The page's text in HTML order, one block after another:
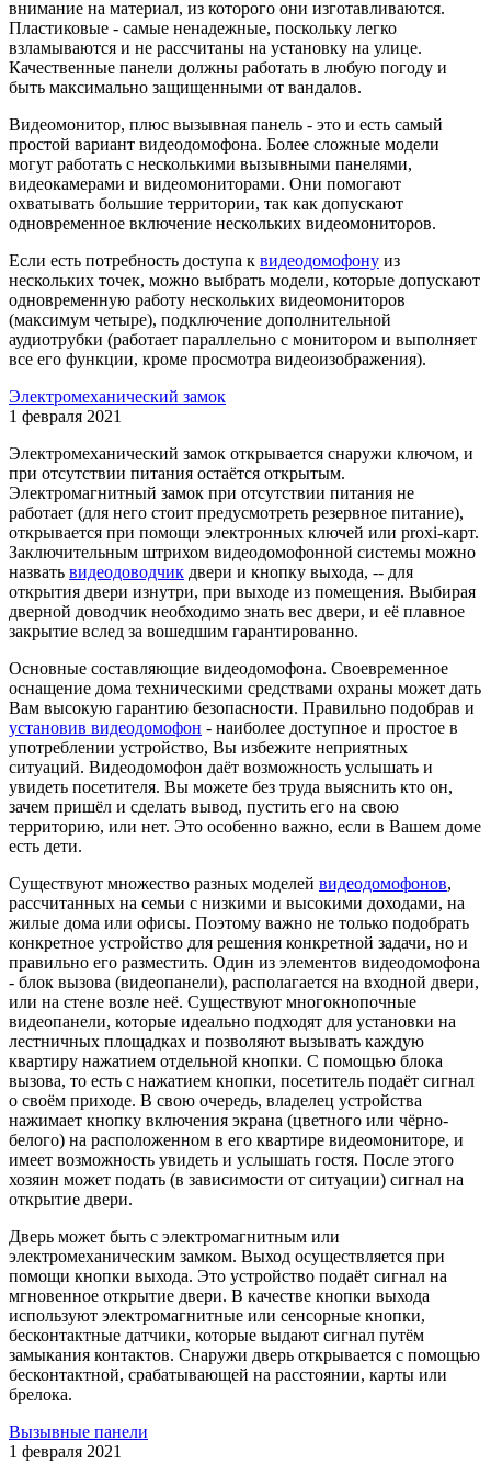
внимание на материал, из которого они изготавливаются.
Пластиковые - самые ненадежные, поскольку легко
взламываются и не рассчитаны на установку на улице.
Качественные панели должны работать в любую погоду и
быть максимально защищенными от вандалов.
Видеомонитор, плюс вызывная панель - это и есть самый
простой вариант видеодомофона. Более сложные модели
могут работать с несколькими вызывными панелями,
видеокамерами и видеомониторами. Они помогают
охватывать большие территории, так как допускают
одновременное включение нескольких видеомониторов.
Если есть потребность доступа к видеодомофону из
нескольких точек, можно выбрать модели, которые допускают
одновременную работу нескольких видеомониторов
(максимум четыре), подключение дополнительной
аудиотрубки (работает параллельно с монитором и выполняет
все его функции, кроме просмотра видеоизображения).
Электромеханический замок
1 февраля 2021
Электромеханический замок открывается снаружи ключом, и
при отсутствии питания остаётся открытым.
Электромагнитный замок при отсутствии питания не
работает (для него стоит предусмотреть резервное питание),
открывается при помощи электронных ключей или proxi-карт.
Заключительным штрихом видеодомофонной системы можно
назвать видеодоводчик двери и кнопку выхода, -- для
открытия двери изнутри, при выходе из помещения. Выбирая
дверной доводчик необходимо знать вес двери, и её плавное
закрытие вслед за вошедшим гарантированно.
Основные составляющие видеодомофона. Своевременное
оснащение дома техническими средствами охраны может дать
Вам высокую гарантию безопасности. Правильно подобрав и
установив видеодомофон - наиболее доступное и простое в
употреблении устройство, Вы избежите неприятных
ситуаций. Видеодомофон даёт возможность услышать и
увидеть посетителя. Вы можете без труда выяснить кто он,
зачем пришёл и сделать вывод, пустить его на свою
территорию, или нет. Это особенно важно, если в Вашем доме
есть дети.
Существуют множество разных моделей видеодомофонов,
рассчитанных на семьи с низкими и высокими доходами, на
жилые дома или офисы. Поэтому важно не только подобрать
конкретное устройство для решения конкретной задачи, но и
правильно его разместить. Один из элементов видеодомофона
- блок вызова (видеопанели), располагается на входной двери,
или на стене возле неё. Существуют многокнопочные
видеопанели, которые идеально подходят для установки на
лестничных площадках и позволяют вызывать каждую
квартиру нажатием отдельной кнопки. С помощью блока
вызова, то есть с нажатием кнопки, посетитель подаёт сигнал
о своём приходе. В свою очередь, владелец устройства
нажимает кнопку включения экрана (цветного или чёрно-
белого) на расположенном в его квартире видеомониторе, и
имеет возможность увидеть и услышать гостя. После этого
хозяин может подать (в зависимости от ситуации) сигнал на
открытие двери.
Дверь может быть с электромагнитным или
электромеханическим замком. Выход осуществляется при
помощи кнопки выхода. Это устройство подаёт сигнал на
мгновенное открытие двери. В качестве кнопки выхода
используют электромагнитные или сенсорные кнопки,
бесконтактные датчики, которые выдают сигнал путём
замыкания контактов. Снаружи дверь открывается с помощью
бесконтактной, срабатывающей на расстоянии, карты или
брелока.
Вызывные панели
1 февраля 2021